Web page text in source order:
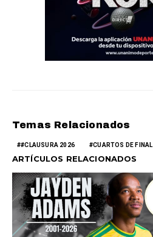
Temas Relacionados
#CLAUSURA 2026 CUARTOS DE FINAL
ARTÍCULOS RELACIONADOS